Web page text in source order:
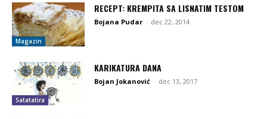
Magazin
RECEPT: KREMPITA SA LISNATIM TESTOM
Bojana Pudar - dec 22, 2014
Satatatira
KARIKATURA DANA
Bojan Jokanović - dec 13, 2017